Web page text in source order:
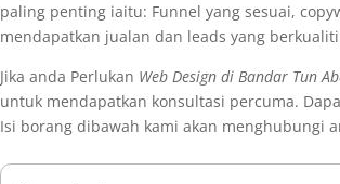
paling penting iaitu: Funnel yang sesuai,
mendapatkan jualan dan leads yang
Jika anda Perlukan Web Design di Bandar Tun
untuk mendapatkan konsultasi percuma.
Isi borang dibawah kami akan menghubungi